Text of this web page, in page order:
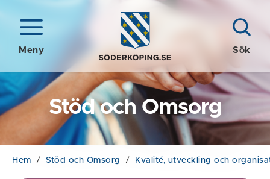
Meny Sök
Stöd och Omsorg
Hem / Stöd och Omsorg / Kvalité, utveckling och